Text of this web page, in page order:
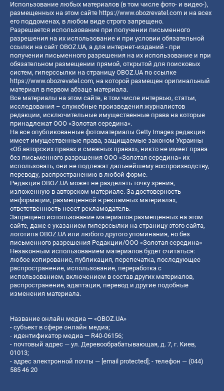
Использование любых материалов (в том числе фото- и видео-),
размещенных на этом сайте https://www.obozrevatel.com и на всех
его поддоменах, в любом виде строго запрещено.
Разрешается использование при получении письменного
разрешения на их использование и при условии обязательной
ссылки на сайт OBOZ.UA, а для интернет-изданий - при
получении письменного разрешения на их использование и при
обязательном размещении прямой, открытой для поисковых
систем, гиперссылки на страницу OBOZ.UA по ссылке
https://www.obozrevatel.com, на которой размещен оригинальный
материал в первом абзаце материала.
Все материалы на этом сайте, в том числе интервью, статьи,
исследования – служебные произведения журналистов
редакции, исключительные имущественные права на которые
принадлежат ООО «Золотая середина».
На все опубликованные фотоматериалы Getty Images редакция
имеет имущественные права, защищаемые законом Украины
«Об авторских правах и смежных правах», никто не имеет права
без письменного разрешения ООО «Золотая середина» их
использовать, они не подлежат дальнейшему воспроизводству,
переводу, распространению в любой форме.
Редакция OBOZ.UA может не разделять точку зрения,
изложенную в авторском материале. За достоверность
информации, размещенной в рекламных материалах,
ответственность несет рекламодатель.
Запрещено использование материалов размещенных на этом
сайте, даже с указанием гиперссылки на страницу этого сайта,
логотипа OBOZ.UA или любого другого упоминания, но без
письменного разрешения Редакции/ООО «Золотая середина»
Незаконным использованием материалов будет считаться:
любое копирование, публикация, перепечатка, последующее
распространение, использование, переработка с
использованием, включением в состав других материалов,
распространение, адаптация, перевод и другие подобные
изменения материала.
Название онлайн медиа — «OBOZ.UA»
- субъект в сфере онлайн медиа;
- идентификатор медиа — R40-06156;
- почтовый адрес — ул. Деревообрабатывающая, д. 7, г. Киев,
01013;
- адрес электронной почты — [email protected] ; - телефон — (044)
585 46 20